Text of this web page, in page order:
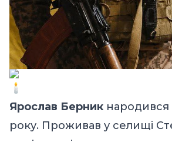
Ярослав Берник народився
року. Проживав у селищі